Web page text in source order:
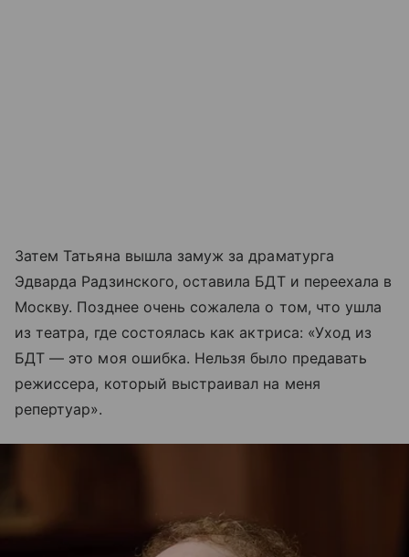
Затем Татьяна вышла замуж за драматурга
Эдварда Радзинского, оставила БДТ и переехала в
Москву. Позднее очень сожалела о том, что ушла
из театра, где состоялась как актриса: «Уход из
БДТ — это моя ошибка. Нельзя было предавать
режиссера, который выстраивал на меня
репертуар».